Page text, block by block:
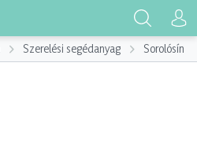
Szerelési segédanyag Sorolósín